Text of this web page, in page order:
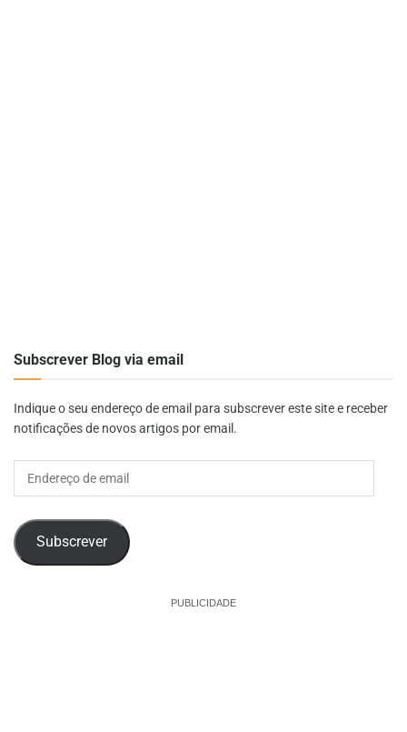
Subscrever Blog via email
Indique o seu endereço de email para subscrever este site e receber
notificações de novos artigos por email.
Subscrever
PUBLICIDADE